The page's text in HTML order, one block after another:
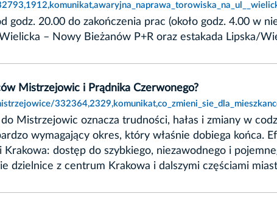
godz. 20.00 do zakończenia prac (około godz. 4.00 w
– Nowy Bieżanów P+R oraz estakada Lipska/
Mistrzejowic i Prądnika Czerwonego?
Mistrzejowic oznacza trudności, hałas i zmiany w
wymagający okres, który właśnie dobiega końca.
dostęp do szybkiego, niezawodnego i
dzielnice z centrum Krakowa i dalszymi częściami